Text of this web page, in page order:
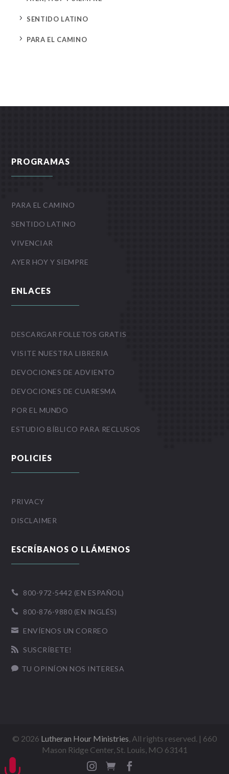
5 SENTIDO LATINO
5 PARA EL CAMINO
PROGRAMAS
PARA EL CAMINO
SENTIDO LATINO
VIVENCIAR
AYER HOY Y SIEMPRE
ENLACES
DESCARGAR FOLLETOS GRATIS
VISITE NUESTRA LIBRERIA
DEVOCIONES DE ADVIENTO
DEVOCIONES DE CUARESMA
POR EL MUNDO
ESTUDIO BÍBLICO PARA RECLUSOS
POLICIES
PRIVACY
DISCLAIMER
ESCRÍBANOS O LLÁMENOS
 800-972-5442 (EN ESPAÑOL)
 800-876-9880 (EN INGLÉS)
 ENVÍENOS UN CORREO
 SUSCRÍBETE!
 TU OPINÍON NOS INTERESA
© 2026 Lutheran Hour Ministries, All rights reserved. | 660
Mason Ridge Center, St. Louis, MO 63141

 